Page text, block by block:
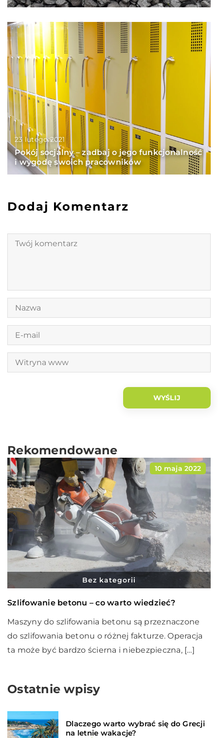
23 lutego 2021
Pokój socjalny – zadbaj o jego funkcjonalność
i wygodę swoich pracowników
Dodaj Komentarz
Rekomendowane
10 maja 2022
Bez kategorii
Szlifowanie betonu – co warto wiedzieć?
Maszyny do szlifowania betonu są przeznaczone
do szlifowania betonu o różnej fakturze. Operacja
ta może być bardzo ścierna i niebezpieczna, […]
Ostatnie wpisy
Dlaczego warto wybrać się do Grecji
na letnie wakacje?